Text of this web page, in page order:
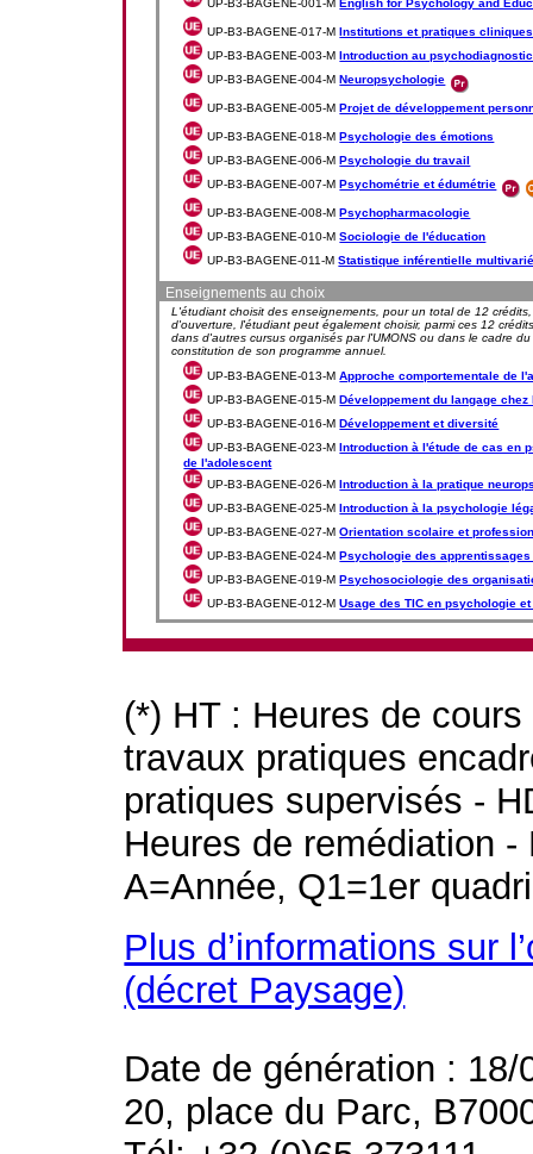
UP-B3-BAGENE-001-MEnglish for Psychology and
UP-B3-BAGENE-017-MInstitutions et pratiques cliniques
UP-B3-BAGENE-003-MIntroduction au psychodiagnostic
UP-B3-BAGENE-004-MNeuropsychologie
UP-B3-BAGENE-005-MProjet de développement
UP-B3-BAGENE-018-MPsychologie des émotions
UP-B3-BAGENE-006-MPsychologie du travail
UP-B3-BAGENE-007-MPsychométrie et édumétrie
UP-B3-BAGENE-008-MPsychopharmacologie
UP-B3-BAGENE-010-MSociologie de l'éducation
UP-B3-BAGENE-011-MStatistique inférentielle
Enseignements au choix
L'étudiant choisit des enseignements, pour un total de 12
d'ouverture, l'étudiant peut également choisir, parmi ces 12
dans d'autres cursus organisés par l'UMONS ou dans le cadre
constitution de son programme annuel.
UP-B3-BAGENE-013-MApproche comportementale de
UP-B3-BAGENE-015-MDéveloppement du langage chez
UP-B3-BAGENE-016-MDéveloppement et diversité
UP-B3-BAGENE-023-MIntroduction à l'étude de cas en
de l'adolescent
UP-B3-BAGENE-026-MIntroduction à la pratique
UP-B3-BAGENE-025-MIntroduction à la psychologie
UP-B3-BAGENE-027-MOrientation scolaire et
UP-B3-BAGENE-024-MPsychologie des
UP-B3-BAGENE-019-MPsychosociologie des
UP-B3-BAGENE-012-MUsage des TIC en psychologie
(*) HT : Heures de
travaux pratiques
pratiques supervisés -
Heures de remédiation
A=Année, Q1=1er
Plus d’informations sur
(décret Paysage)
Date de génération : 18/
20, place du Parc,